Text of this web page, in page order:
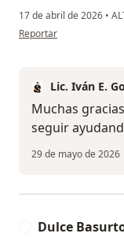
17 de abril de 2026 •
en opinión del usuario
Reportar
Lic. Iván E.
Muchas
seguir
29 de mayo de 2026
Dulce